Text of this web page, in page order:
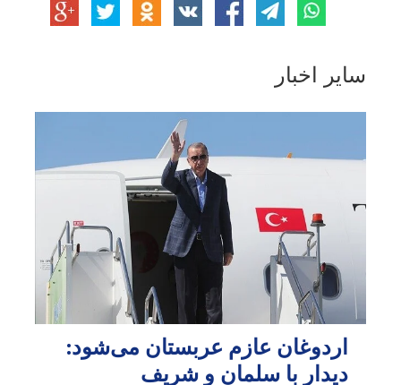
سایر اخبار
اردوغان عازم عربستان می‌شود:
دیدار با سلمان و شریف